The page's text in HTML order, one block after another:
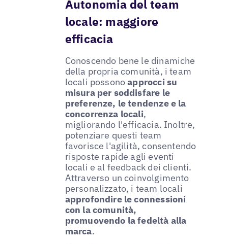
Autonomia del team
locale: maggiore
efficacia
Conoscendo bene le dinamiche
della propria comunità, i team
locali possonoapprocci su
misura per soddisfare le
preferenze, le tendenze e la
concorrenza locali,
migliorando l'efficacia. Inoltre,
potenziare questi team
favorisce l'agilità, consentendo
risposte rapide agli eventi
locali e al feedback dei clienti.
Attraverso un coinvolgimento
personalizzato, i team locali
approfondire le connessioni
con la comunità,
promuovendo la fedeltà alla
marca.